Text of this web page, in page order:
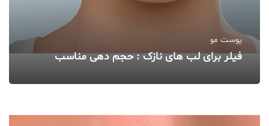
پوست مو
فیلر برای لب‌ های نازک : حجم‌ دهی مناسب